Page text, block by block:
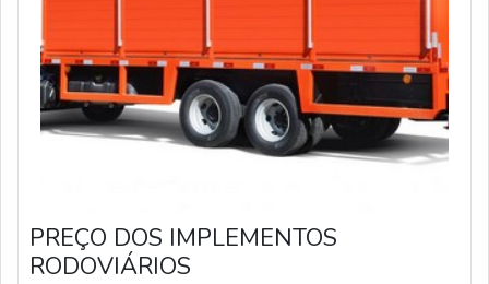
PREÇO DOS IMPLEMENTOS
RODOVIÁRIOS